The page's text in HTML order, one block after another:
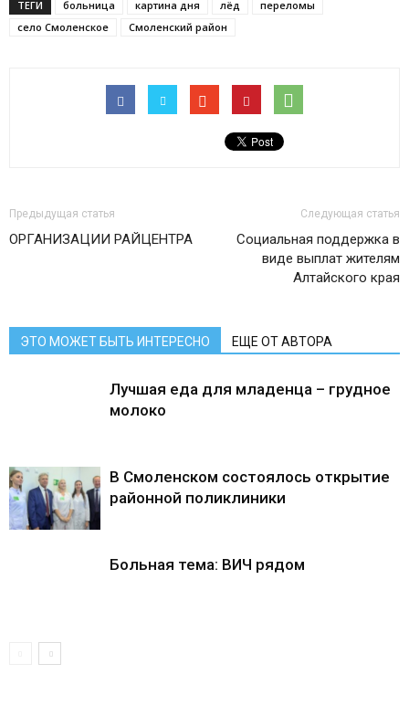
ТЕГИ больница картина дня лёд
переломы
село Смоленское
Смоленский район
Предыдущая статья
ОРГАНИЗАЦИИ РАЙЦЕНТРА
Следующая статья
Социальная поддержка в
виде выплат жителям
Алтайского края
ЭТО МОЖЕТ БЫТЬ ИНТЕРЕСНО ЕЩЕ ОТ АВТОРА
Лучшая еда для младенца – грудное
молоко
В Смоленском состоялось открытие
районной поликлиники
Больная тема: ВИЧ рядом